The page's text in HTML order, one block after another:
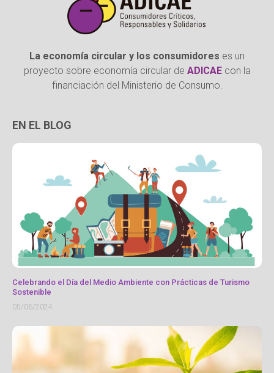
La economía circular y los consumidores es un
proyecto sobre economía circular de ADICAEcon la
financiación del Ministerio de Consumo.
EN EL BLOG
Celebrando el Día del Medio Ambiente con Prácticas de Turismo
Sostenible
05/06/2024